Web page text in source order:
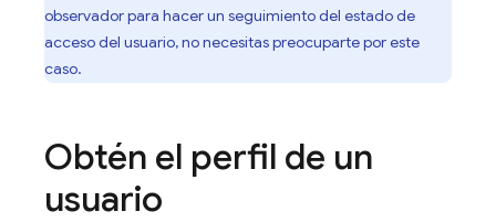
observador para hacer un seguimiento del estado de
acceso del usuario, no necesitas preocuparte por este
caso.
Obtén el perfil de un
usuario